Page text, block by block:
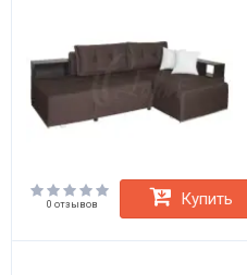
0 отзывов Купить